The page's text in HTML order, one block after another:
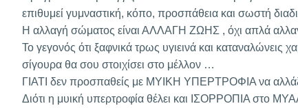
επιθυμεί γυμναστική, κόπο, προσπάθεια και σωστή
Η αλλαγή σώματος είναι ΑΛΛΑΓΗ ΖΩΗΣ , όχι απλά
Το γεγονός ότι ξαφνικά τρως υγιεινά και καταναλώνεις
σίγουρα θα σου στοιχίσει στο μέλλον …
ΓΙΑΤΙ δεν προσπαθείς με ΜΥΙΚΗ ΥΠΕΡΤΡΟΦΙΑ να
Διότι η μυική υπερτροφία θέλει και ΙΣΟΡΡΟΠΙΑ στο